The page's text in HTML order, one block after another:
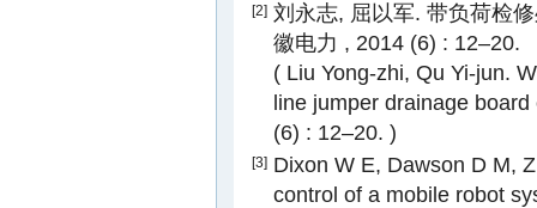
[2] 刘永志, 屈以军. 带负荷检
徽电力 , 2014 (6) : 12–20.
( Liu Yong-zhi, Qu Yi-jun.
line jumper drainage
(6) : 12–20. )
[3] Dixon W E, Dawson D M,
control of a mobile robot